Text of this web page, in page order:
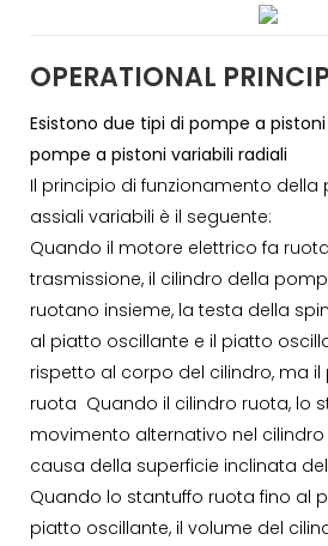
OPERATIONAL
Esistono due tipi di pompe a
pompe a pistoni variabili radiali
Il principio di funzionamento
assiali variabili è il seguente:
Quando il motore elettrico fa
trasmissione, il cilindro della
ruotano insieme, la testa della
al piatto oscillante e il piatto
rispetto al corpo del cilindro, ma
ruota Quando il cilindro ruota, lo
movimento alternativo nel
causa della superficie inclinata
Quando lo stantuffo ruota fino al
piatto oscillante, il volume del